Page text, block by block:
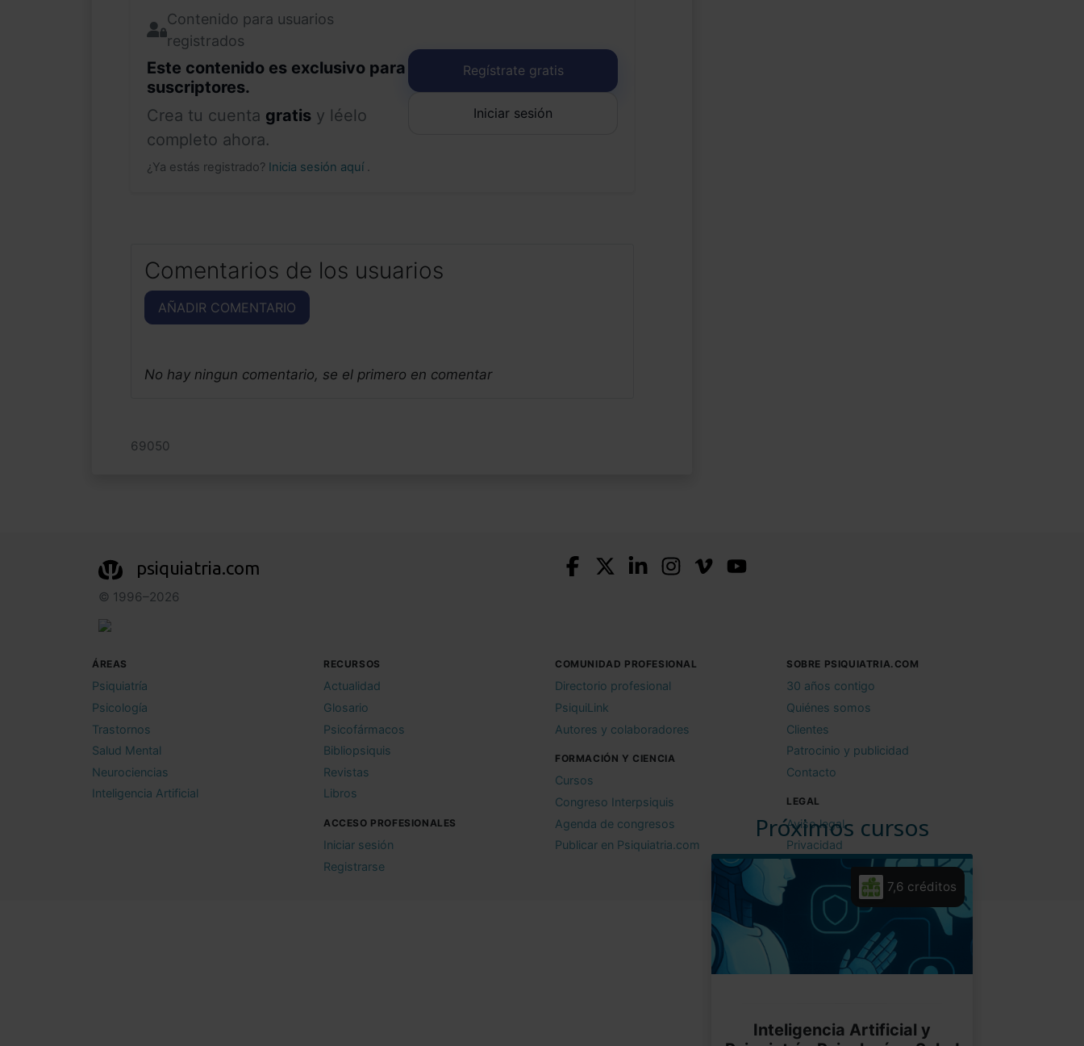
Contenido para usuarios
registrados
Este contenido es exclusivo para
suscriptores.
Crea tu cuenta gratis y léelo
completo ahora.
¿Ya estás registrado? Inicia sesión aquí .
Regístrate gratis
Iniciar sesión
Comentarios de los usuarios
AÑADIR COMENTARIO
No hay ningun comentario, se el primero en comentar
69050
Próximos cursos
7,6 créditos
Inteligencia Artificial y
psiquiatria.com
© 1996–2026
ÁREAS
Psiquiatría
Psicología
Trastornos
Salud Mental
Neurociencias
Inteligencia Artificial
RECURSOS
Actualidad
Glosario
Psicofármacos
Bibliopsiquis
Revistas
Libros
ACCESO PROFESIONALES
Iniciar sesión
Registrarse
COMUNIDAD PROFESIONAL
Directorio profesional
PsiquiLink
Autores y colaboradores
FORMACIÓN Y CIENCIA
Cursos
Congreso Interpsiquis
Agenda de congresos
Publicar en Psiquiatria.com
SOBRE PSIQUIATRIA.COM
30 años contigo
Quiénes somos
Clientes
Patrocinio y publicidad
Contacto
LEGAL
Aviso legal
Privacidad
Cookies
Condiciones de uso